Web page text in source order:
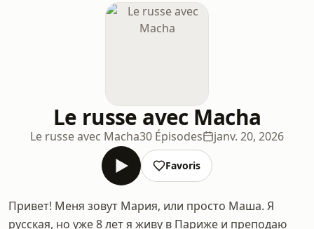
Le russe avec Macha
Le russe avec Macha30 Épisodes janv. 20, 2026
Favoris
Привет! Меня зовут Мария, или просто Маша. Я
русская, но уже 8 лет я живу в Париже и преподаю